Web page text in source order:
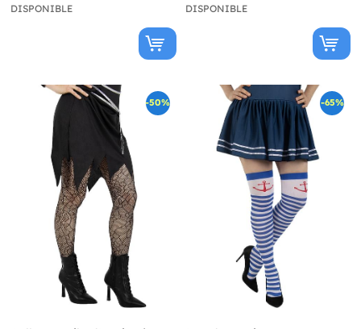
DISPONIBLE DISPONIBLE
-50% -65%